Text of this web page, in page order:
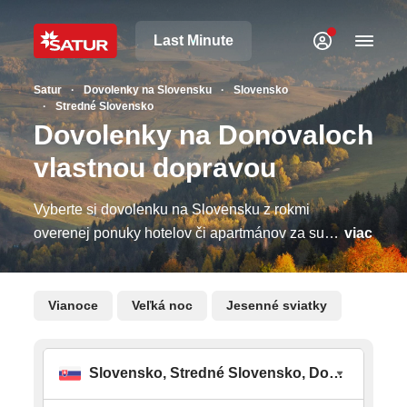
Last Minute
Satur Dovolenky na Slovensku
Slovensko
Stredné Slovensko
Dovolenky na Donovaloch
vlastnou dopravou
Vyberte si dovolenku na Slovensku z rokmi
overenej ponuky hotelov či apartmánov za super
ceny! Užite si vybrané špičkové wellness pobyty,
ceny. Oddych na zájazde kedykoľvek, bez toho
uhradiť aj prostredníctvom rekreačných
poukazov spoločnosti Benefit Plus, DOXX,
Callio a Edenred. LiptovCK SATUR ponúka na
viac
Vianoce Veľká noc Jesenné sviatky